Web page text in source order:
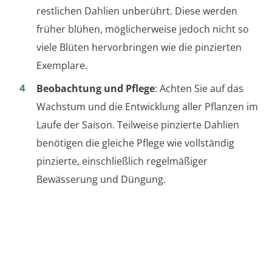
restlichen Dahlien unberührt. Diese werden
früher blühen, möglicherweise jedoch nicht so
viele Blüten hervorbringen wie die pinzierten
Exemplare.
Beobachtung und Pflege: Achten Sie auf das
Wachstum und die Entwicklung aller Pflanzen im
Laufe der Saison. Teilweise pinzierte Dahlien
benötigen die gleiche Pflege wie vollständig
pinzierte, einschließlich regelmäßiger
Bewässerung und Düngung.